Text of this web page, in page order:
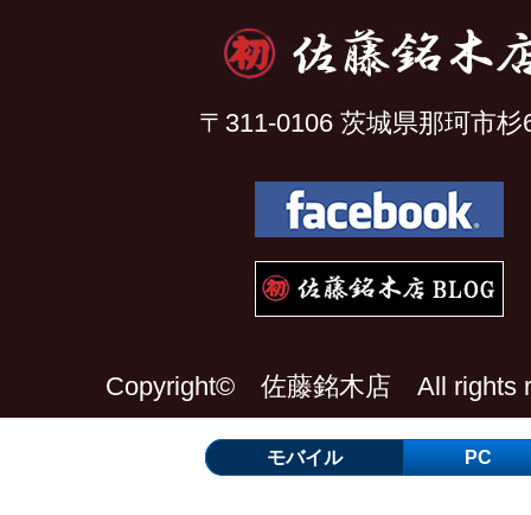
〒311-0106 茨城県那珂市杉
Copyright© 佐藤銘木店 All rights
モバイル PC